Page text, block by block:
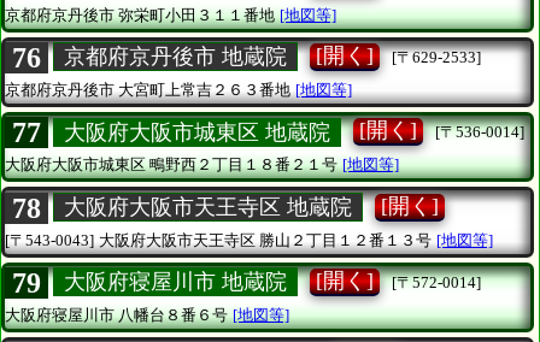
京都府京丹後市弥栄町小田３１１番地 [地図等]
76 京都府京丹後市 地蔵院 [開く]
[〒629-2533]
京都府京丹後市 大宮町上常吉２６３番地 [地図等]
77 大阪府大阪市城東区 地蔵院 [開く]
[〒536-0014]
大阪府大阪市城東区鴫野西２丁目１８番２１号 [地図等]
78 大阪府大阪市天王寺区 地蔵院 [開く]
[〒543-0043] 大阪府大阪市天王寺区 勝山２丁目１２番１３号 [地図等]
79 大阪府寝屋川市 地蔵院 [開く]
[〒572-0014]
大阪府寝屋川市八幡台８番６号 [地図等]